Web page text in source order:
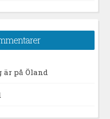
är på Öland